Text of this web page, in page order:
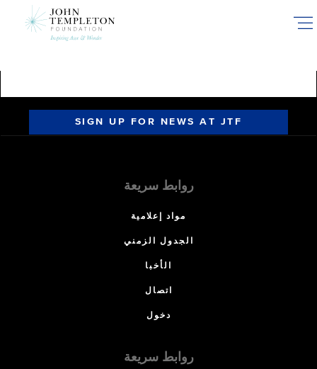
SIGN UP FOR NEWS AT JTF
روابط سريعة
مواد إعلامية
الجدول الزمني
الأخبا
اتصال
دخول
روابط سريعة